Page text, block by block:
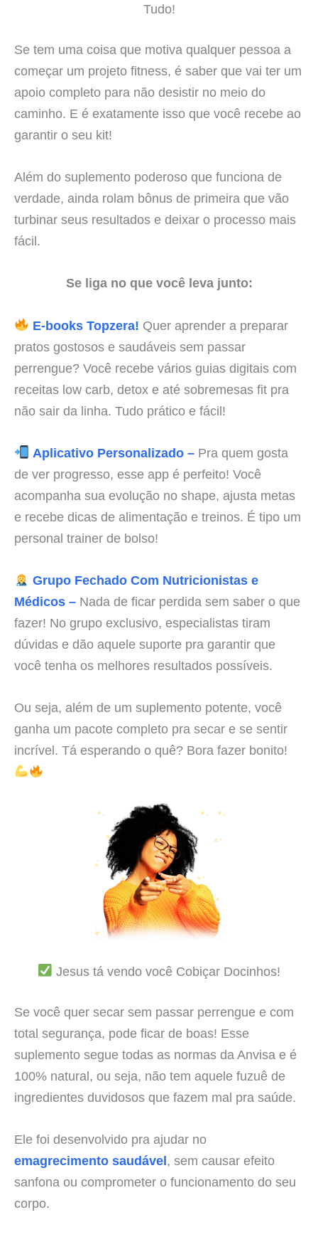
Tudo!
Se tem uma coisa que motiva qualquer pessoa a
começar um projeto fitness, é saber que vai ter um
apoio completo para não desistir no meio do
caminho. E é exatamente isso que você recebe ao
garantir o seu kit!
Além do suplemento poderoso que funciona de
verdade, ainda rolam bônus de primeira que vão
turbinar seus resultados e deixar o processo mais
fácil.
Se liga no que você leva junto:
E-books Topzera! Quer aprender a preparar
pratos gostosos e saudáveis sem passar
perrengue? Você recebe vários guias digitais com
receitas low carb, detox e até sobremesas fit pra
não sair da linha. Tudo prático e fácil!
Aplicativo Personalizado –Pra quem gosta
de ver progresso, esse app é perfeito! Você
acompanha sua evolução no shape, ajusta metas
e recebe dicas de alimentação e treinos. É tipo um
personal trainer de bolso!
Grupo Fechado Com Nutricionistas e
Médicos – Nada de ficar perdida sem saber o que
fazer! No grupo exclusivo, especialistas tiram
dúvidas e dão aquele suporte pra garantir que
você tenha os melhores resultados possíveis.
Ou seja, além de um suplemento potente, você
ganha um pacote completo pra secar e se sentir
incrível. Tá esperando o quê? Bora fazer bonito!
Jesus tá vendo você Cobiçar Docinhos!
Se você quer secar sem passar perrengue e com
total segurança, pode ficar de boas! Esse
suplemento segue todas as normas da Anvisa e é
100% natural, ou seja, não tem aquele fuzuê de
ingredientes duvidosos que fazem mal pra saúde.
Ele foi desenvolvido pra ajudar no
emagrecimento saudável, sem causar efeito
sanfona ou comprometer o funcionamento do seu
corpo.